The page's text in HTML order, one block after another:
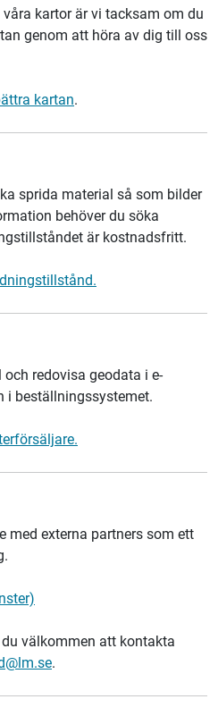
kartor är vi tacksam om du
genom att höra av dig till oss
kartan.
sprida material så som bilder
behöver du söka
är kostnadsfritt.
redovisa geodata i e-
i beställningssystemet.
med externa partners som ett
välkommen att kontakta
.